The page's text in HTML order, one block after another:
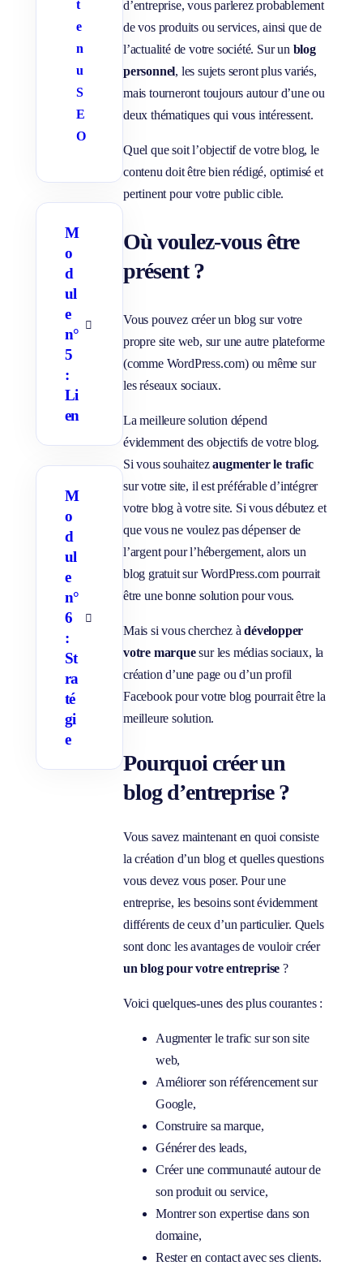
t
e
n
u
S
E
O
M
o
d
ul
e
n°
5
:
Li
en
A
p
M
o
d
ul
e
n°
6
:
St
ra
té
gi
e
A
q
d’entreprise, vous parlerez probablement
de vos produits ou services, ainsi que de
l’actualité de votre société. Sur un blog
personnel, les sujets seront plus variés,
mais tourneront toujours autour d’une ou
deux thématiques qui vous intéressent.
Quel que soit l’objectif de votre blog, le
contenu doit être bien rédigé, optimisé et
pertinent pour votre public cible.
Où voulez-vous être
présent ?
Vous pouvez créer un blog sur votre
propre site web, sur une autre plateforme
(comme WordPress.com) ou même sur
les réseaux sociaux.
La meilleure solution dépend
évidemment des objectifs de votre blog.
Si vous souhaitezaugmenter le trafic
sur votre site, il est préférable d’intégrer
votre blog à votre site. Si vous débutez et
que vous ne voulez pas dépenser de
l’argent pour l’hébergement, alors un
blog gratuit sur WordPress.com pourrait
être une bonne solution pour vous.
Mais si vous cherchez àdévelopper
votre marquesur les médias sociaux, la
création d’une page ou d’un profil
Facebook pour votre blog pourrait être la
meilleure solution.
Pourquoi créer un
blog d’entreprise ?
Vous savez maintenant en quoi consiste
la création d’un blog et quelles questions
vous devez vous poser. Pour une
entreprise, les besoins sont évidemment
différents de ceux d’un particulier. Quels
sont donc les avantages de vouloir créer
un blog pour votre entreprise ?
Voici quelques-unes des plus courantes :
Augmenter le trafic sur son site
web,
Améliorer son référencement sur
Google,
Construire sa marque,
Générer des leads,
Créer une communauté autour de
son produit ou service,
Montrer son expertise dans son
domaine,
Rester en contact avec ses clients.